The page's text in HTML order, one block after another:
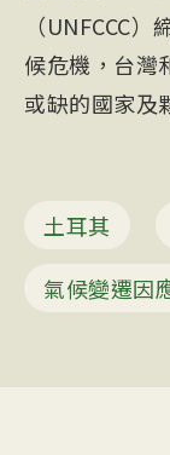
（UNFCCC
候危機，台灣
或缺的國家及
土耳其
氣候變遷因